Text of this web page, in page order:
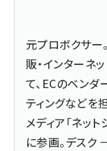
元プロボクサー
販・インターネ
て、ECのベン
ティングなどを
メディア「ネッ
に参画。デス